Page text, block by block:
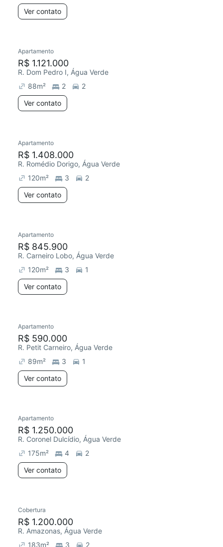
Ver contato
Apartamento
R$ 1.121.000
R. Dom Pedro I, Água Verde
88m² 2
2
Ver contato
Apartamento
R$ 1.408.000
R. Romédio Dorigo, Água Verde
120m² 3
2
Ver contato
Apartamento
R$ 845.900
R. Carneiro Lobo, Água Verde
120m² 3
1
Ver contato
Apartamento
R$ 590.000
R. Petit Carneiro, Água Verde
89m² 3
1
Ver contato
Apartamento
R$ 1.250.000
R. Coronel Dulcídio, Água Verde
175m² 4
2
Ver contato
Cobertura
R$ 1.200.000
R. Amazonas, Água Verde
183m² 3 2